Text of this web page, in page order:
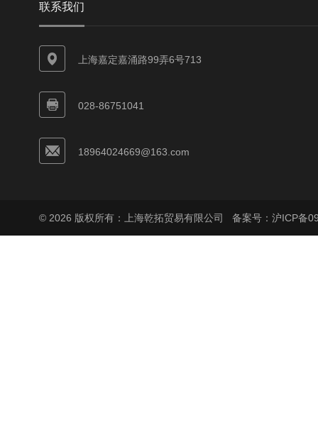
联系我们
上海嘉定嘉涌路99弄6号713
028-86751041
18964024669@163.com
© 2026 版权所有：上海乾拓贸易有限公司 备案号：沪ICP备